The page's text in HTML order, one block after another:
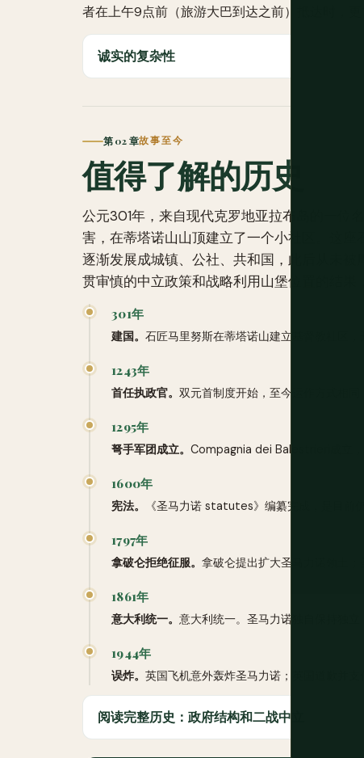
者在上午9点前（旅游大巴到达之前）抵达时，
诚实的复杂性
第 02 章故事至今
值得了解的历史
公元301年，来自现代克罗地亚拉布岛的一位
害，在蒂塔诺山山顶建立了一个小社区。这
逐渐发展成城镇、公社、共和国，此后从未
贯审慎的中立政策和战略利用山堡位置的结果
301年
建国。 石匠马里努斯在蒂塔诺山建立基督教社区，
1243年
首任执政官。 双元首制度开始，至今运作方式相同
1295年
弩手军团成立。 Compagnia dei Balestrieri成立，
1600年
宪法。 《圣马力诺 statutes》编纂完成，是目前
1797年
拿破仑拒绝征服。 拿破仑提出扩大圣马力诺领土；
1861年
意大利统一。 意大利统一。圣马力诺独自保持独立
1944年
误炸。 英国飞机意外轰炸圣马力诺；英国道歉并支
阅读完整历史：政府结构和二战中立